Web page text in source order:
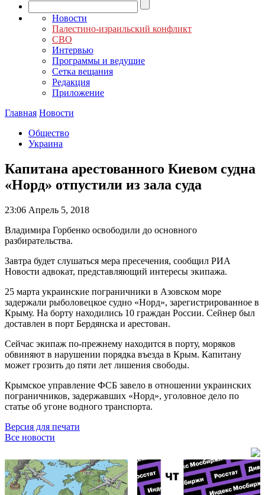
Новости
Палестино-израильский конфликт
СВО
Интервью
Программы и ведущие
Сетка вещания
Редакция
Приложение
Главная Новости
Общество
Украина
Капитана арестованного Киевом судна
«Норд» отпустили из зала суда
23:06 Апрель 5, 2018
Владимира Горбенко освободили до основного
разбирательства.
Завтра будет слушаться мера пресечения, сообщил РИА
Новости адвокат, представляющий интересы экипажа.
25 марта украинские пограничники в Азовском море
задержали рыболовецкое судно «Норд», зарегистрированное в
Крыму. На борту находились 10 граждан России. Сейнер был
доставлен в порт Бердянска и арестован.
Сейчас экипаж по-прежнему находится в порту, моряков
обвиняют в нарушении порядка въезда в Крым. Капитану
может грозить до пяти лет лишения свободы.
Крымское управление ФСБ завело в отношении украинских
пограничников, задержавших «Норд», уголовное дело по
статье об угоне водного транспорта.
Версия для печати
Все новости